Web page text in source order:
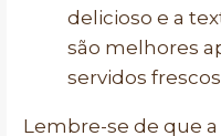
delicioso e a
são melhores
servidos
Lembre-se de que